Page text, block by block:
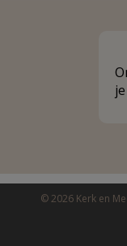
© 2026 Kerk en